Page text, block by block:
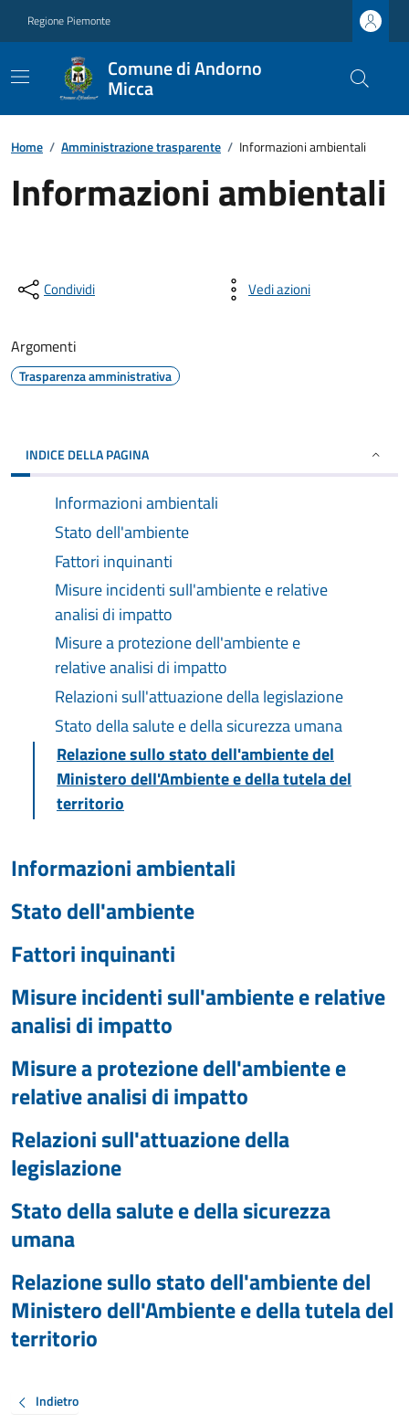
Regione Piemonte
Comune di Andorno
Micca
Home / Amministrazione trasparente / Informazioni ambientali
Informazioni ambientali
Condividi Vedi azioni
Argomenti
Trasparenza amministrativa
INDICE DELLA PAGINA
Informazioni ambientali
Stato dell'ambiente
Fattori inquinanti
Misure incidenti sull'ambiente e relative
analisi di impatto
Misure a protezione dell'ambiente e
relative analisi di impatto
Relazioni sull'attuazione della legislazione
Stato della salute e della sicurezza umana
Relazione sullo stato dell'ambiente del
Ministero dell'Ambiente e della tutela del
territorio
Informazioni ambientali
Stato dell'ambiente
Fattori inquinanti
Misure incidenti sull'ambiente e relative
analisi di impatto
Misure a protezione dell'ambiente e
relative analisi di impatto
Relazioni sull'attuazione della
legislazione
Stato della salute e della sicurezza
umana
Relazione sullo stato dell'ambiente del
Ministero dell'Ambiente e della tutela del
territorio
Indietro